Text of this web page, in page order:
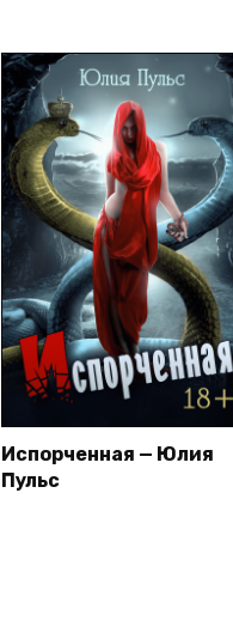
Испорченная — Юлия
Пульс